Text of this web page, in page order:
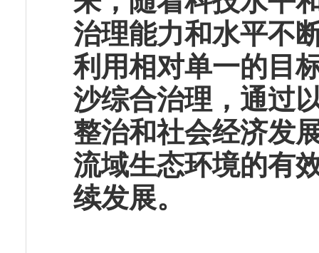
治理能力和水平不
利用相对单一的目
沙综合治理，通过
整治和社会经济发
流域生态环境的有
续发展。